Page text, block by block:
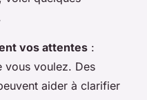
vos attentes :
vous voulez. Des
aider à clarifier